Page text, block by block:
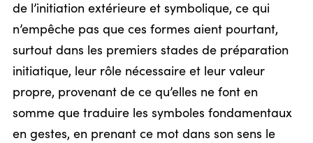
de l’initiation extérieure et symbolique, ce qui
n’empêche pas que ces formes aient pourtant,
surtout dans les premiers stades de préparation
initiatique, leur rôle nécessaire et leur valeur
propre, provenant de ce qu’elles ne font en
somme que traduire les symboles fondamentaux
en gestes, en prenant ce mot dans son sens le